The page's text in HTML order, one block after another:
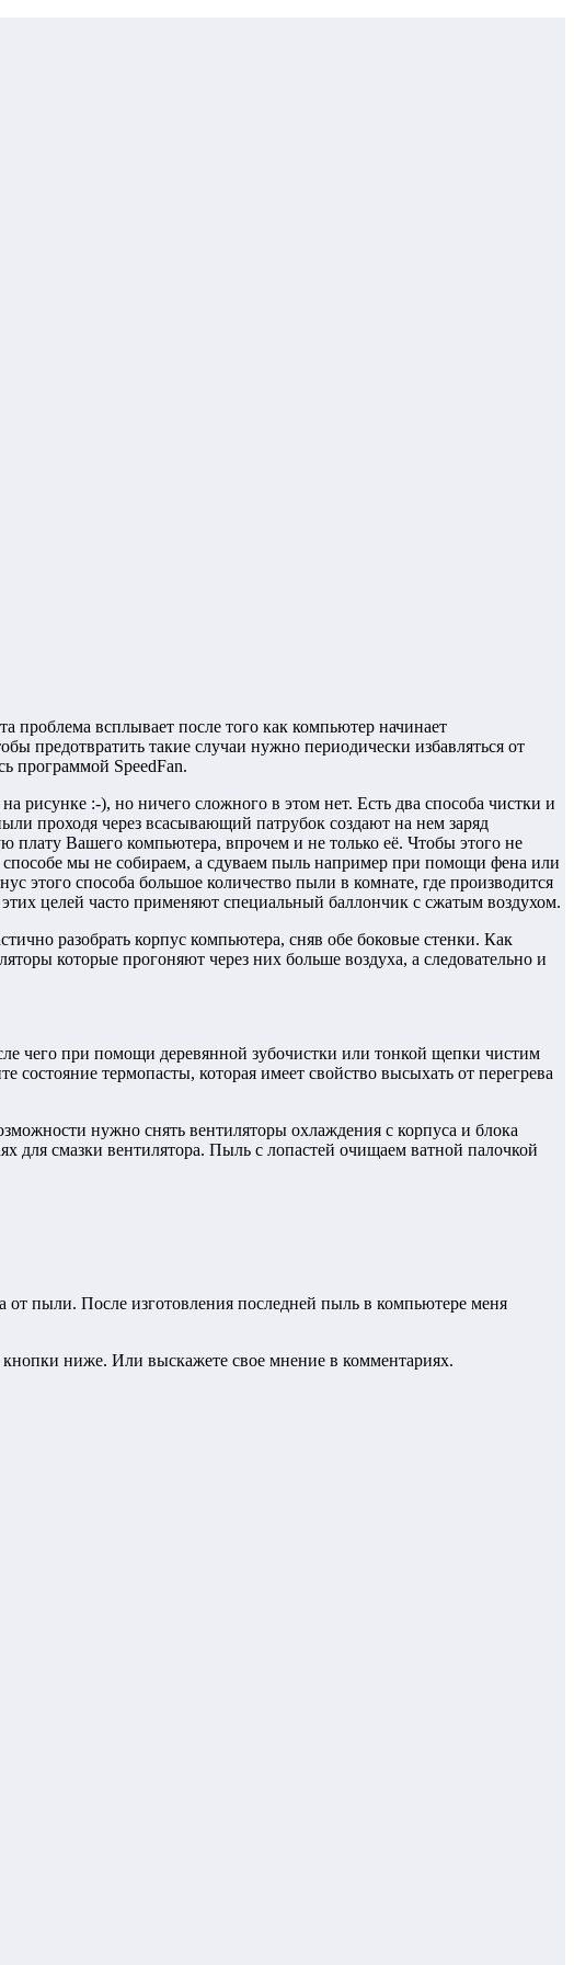
проблема всплывает после того как компьютер начинает
предотвратить такие случаи нужно периодически избавляться от
программой SpeedFan.
рисунке :-), но ничего сложного в этом нет. Есть два способа чистки и
проходя через всасывающий патрубок создают на нем заряд
плату Вашего компьютера, впрочем и не только её. Чтобы этого не
мы не собираем, а сдуваем пыль например при помощи фена или
этого способа большое количество пыли в комнате, где производится
целей часто применяют специальный баллончик с сжатым воздухом.
разобрать корпус компьютера, сняв обе боковые стенки. Как
которые прогоняют через них больше воздуха, а следовательно и
чего при помощи деревянной зубочистки или тонкой щепки чистим
термопасты, которая имеет свойство высыхать от перегрева
нужно снять вентиляторы охлаждения с корпуса и блока
для смазки вентилятора. Пыль с лопастей очищаем ватной палочкой
от пыли. После изготовления последней пыль в компьютере меня
кнопки ниже. Или выскажете свое мнение в комментариях.